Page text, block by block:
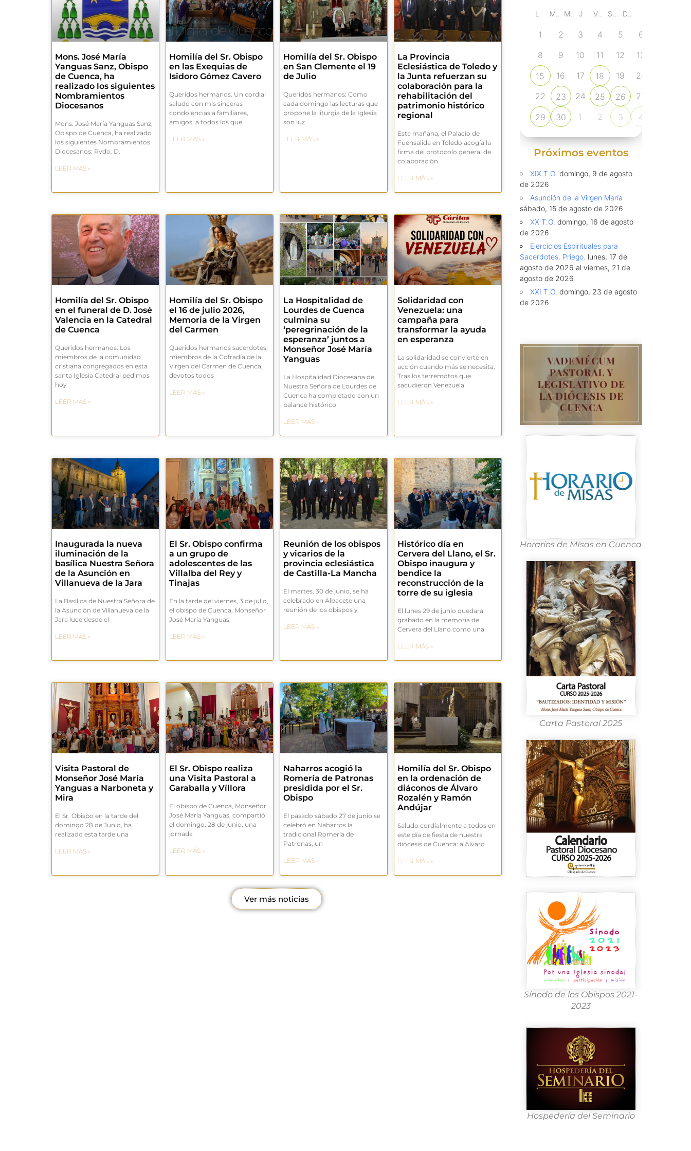
Mons. José María
Yanguas Sanz, Obispo
de Cuenca, ha
realizado los siguientes
Nombramientos
Diocesanos
Mons. José María Yanguas Sanz,
Obispo de Cuenca, ha realizado
los siguientes Nombramientos
Diocesanos: Rvdo. D.
LEER MÁS »
Homilía del Sr. Obispo
en las Exequias de
Isidoro Gómez Cavero
Queridos hermanos. Un cordial
saludo con mis sinceras
condolencias a familiares,
amigos, a todos los que
LEER MÁS »
Homilía del Sr. Obispo
en San Clemente el 19
de Julio
Queridos hermanos: Como
cada domingo las lecturas que
propone la liturgia de la Iglesia
son luz
LEER MÁS »
La Provincia
Eclesiástica de Toledo y
la Junta refuerzan su
colaboración para la
rehabilitación del
patrimonio histórico
regional
Esta mañana, el Palacio de
Fuensalida en Toledo acogía la
firma del protocolo general de
colaboración
LEER MÁS »
Homilía del Sr. Obispo
en el funeral de D. José
Valencia en la Catedral
de Cuenca
Queridos hermanos: Los
miembros de la comunidad
cristiana congregados en esta
santa Iglesia Catedral pedimos
hoy
LEER MÁS »
Homilía del Sr. Obispo
el 16 de julio 2026,
Memoria de la Virgen
del Carmen
Queridos hermanos sacerdotes,
miembros de la Cofradía de la
Virgen del Carmen de Cuenca,
devotos todos
LEER MÁS »
La Hospitalidad de
Lourdes de Cuenca
culmina su
‘peregrinación de la
esperanza’ juntos a
Monseñor José María
Yanguas
La Hospitalidad Diocesana de
Nuestra Señora de Lourdes de
Cuenca ha completado con un
balance histórico
LEER MÁS »
Solidaridad con
Venezuela: una
campaña para
transformar la ayuda
en esperanza
La solidaridad se convierte en
acción cuando más se necesita.
Tras los terremotos que
sacudieron Venezuela
LEER MÁS »
Inaugurada la nueva
iluminación de la
basílica Nuestra Señora
de la Asunción en
Villanueva de la Jara
La Basílica de Nuestra Señora de
la Asunción de Villanueva de la
Jara luce desde el
LEER MÁS »
El Sr. Obispo confirma
a un grupo de
adolescentes de las
Villalba del Rey y
Tinajas
En la tarde del viernes, 3 de julio,
el obispo de Cuenca, Monseñor
José María Yanguas,
LEER MÁS »
Reunión de los obispos
y vicarios de la
provincia eclesiástica
de Castilla-La Mancha
El martes, 30 de junio, se ha
celebrado en Albacete una
reunión de los obispos y
LEER MÁS »
Histórico día en
Cervera del Llano, el Sr.
Obispo inaugura y
bendice la
reconstrucción de la
torre de su iglesia
El lunes 29 de junio quedará
grabado en la memoria de
Cervera del Llano como una
LEER MÁS »
Visita Pastoral de
Monseñor José María
Yanguas a Narboneta y
Mira
El Sr. Obispo en la tarde del
domingo 28 de Junio, ha
realizado esta tarde una
LEER MÁS »
El Sr. Obispo realiza
una Visita Pastoral a
Garaballa y Víllora
El obispo de Cuenca, Monseñor
José María Yanguas, compartió
el domingo, 28 de junio, una
jornada
LEER MÁS »
Naharros acogió la
Romería de Patronas
presidida por el Sr.
Obispo
El pasado sábado 27 de junio se
celebró en Naharros la
tradicional Romería de
Patronas, un
LEER MÁS »
Homilía del Sr. Obispo
en la ordenación de
diáconos de Álvaro
Rozalén y Ramón
Andújar
Saludo cordialmente a todos en
este día de fiesta de nuestra
diócesis de Cuenca: a Álvaro
LEER MÁS »
Ver más noticias
L J S
1 2 3 4 5 6
8
9 10 11 12 13
15 16 17 18 19 20
22
23 24 25 26 27
29
30 1 2 3 4
Próximos eventos
XIX T.O. domingo, 9 de agosto
de 2026
Asunción de la Virgen María
sábado, 15 de agosto de 2026
XX T.O. domingo, 16 de agosto
de 2026
Ejercicios Espirituales para
Sacerdotes. Priego. lunes, 17 de
agosto de 2026 al viernes, 21 de
agosto de 2026
XXI T.O. domingo, 23 de agosto
de 2026
Horarios de MIsas en Cuenca
Carta Pastoral 2025
Sínodo de los Obispos 2021-
2023
Hospedería del Seminario